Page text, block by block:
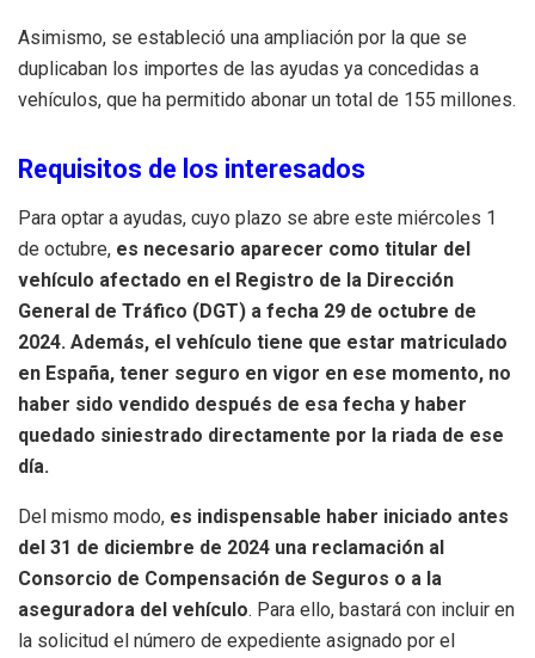
Asimismo, se estableció una ampliación por la que se
duplicaban los importes de las ayudas ya concedidas a
vehículos, que ha permitido abonar un total de 155 millones.
Requisitos de los interesados
Para optar a ayudas, cuyo plazo se abre este miércoles 1
de octubre, es necesario aparecer como titular del
vehículo afectado en el Registro de la Dirección
General de Tráfico (DGT) a fecha 29 de octubre de
2024. Además, el vehículo tiene que estar matriculado
en España, tener seguro en vigor en ese momento, no
haber sido vendido después de esa fecha y haber
quedado siniestrado directamente por la riada de ese
día.
Del mismo modo, es indispensable haber iniciado antes
del 31 de diciembre de 2024 una reclamación al
Consorcio de Compensación de Seguros o a la
aseguradora del vehículo. Para ello, bastará con incluir en
la solicitud el número de expediente asignado por el